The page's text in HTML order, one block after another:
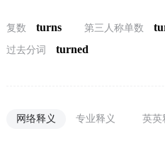
复数 turns 第三人称单数
过去分词 turned
网络释义 专业释义 英英